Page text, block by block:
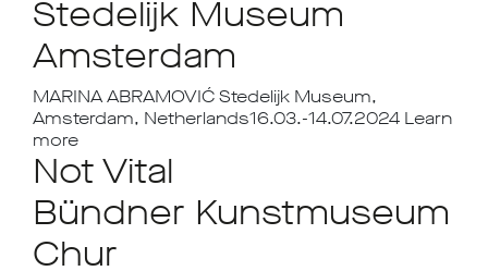
Stedelijk Museum
Amsterdam
MARINA ABRAMOVIĆ Stedelijk Museum,
Amsterdam, Netherlands16.03.-14.07.2024 Learn
more
Not Vital
Bündner Kunstmuseum
Chur